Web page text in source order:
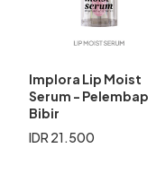
Implora Lip Moist
Serum - Pelembap
Bibir
IDR 21.500